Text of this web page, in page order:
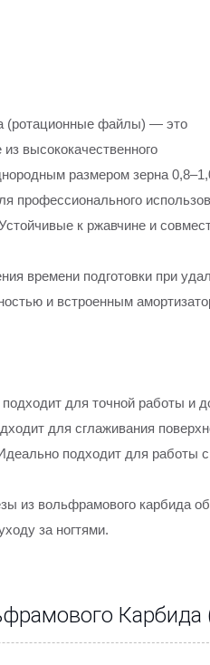
(ротационные файлы) — это
высококачественного
размером зерна
профессионального
к ржавчине и
времени подготовки при
и встроенным
для точной работы и
для сглаживания
подходит для работы с
из вольфрамового карбида
за ногтями.
Карбида